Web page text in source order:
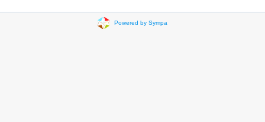
Powered by Sympa